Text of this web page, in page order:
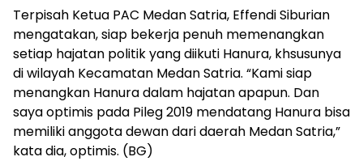
Terpisah Ketua PAC Medan Satria, Effendi Siburian
mengatakan, siap bekerja penuh memenangkan
setiap hajatan politik yang diikuti Hanura, khsusunya
di wilayah Kecamatan Medan Satria. “Kami siap
menangkan Hanura dalam hajatan apapun. Dan
saya optimis pada Pileg 2019 mendatang Hanura bisa
memiliki anggota dewan dari daerah Medan Satria,”
kata dia, optimis. (BG)